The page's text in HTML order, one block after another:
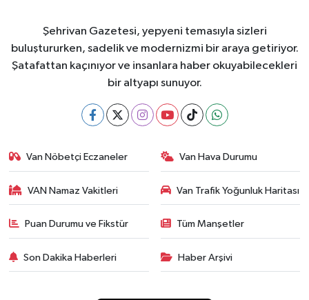
Şehrivan Gazetesi, yepyeni temasıyla sizleri
buluştururken, sadelik ve modernizmi bir araya getiriyor.
Şatafattan kaçınıyor ve insanlara haber okuyabilecekleri
bir altyapı sunuyor.
Van Nöbetçi Eczaneler Van Hava Durumu
VAN Namaz Vakitleri Van Trafik Yoğunluk Haritası
Puan Durumu ve Fikstür Tüm Manşetler
Son Dakika Haberleri Haber Arşivi